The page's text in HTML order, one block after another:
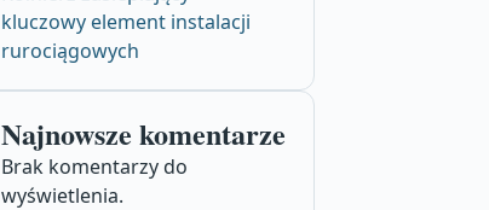
kluczowy element instalacji
rurociągowych
Najnowsze komentarze
Brak komentarzy do
wyświetlenia.